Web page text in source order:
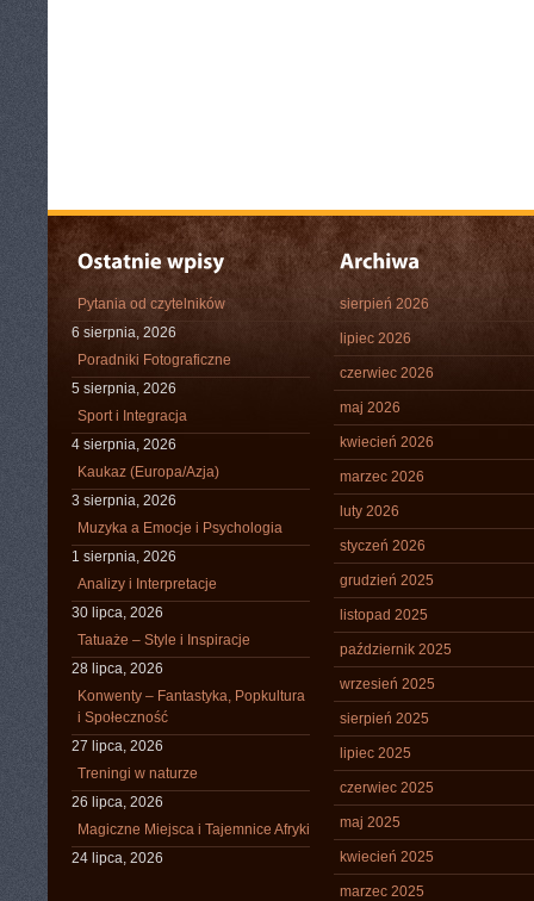
Pytania od czytelników
6 sierpnia, 2026
Poradniki Fotograficzne
5 sierpnia, 2026
Sport i Integracja
4 sierpnia, 2026
Kaukaz (Europa/Azja)
3 sierpnia, 2026
Muzyka a Emocje i Psychologia
1 sierpnia, 2026
Analizy i Interpretacje
30 lipca, 2026
Tatuaże – Style i Inspiracje
28 lipca, 2026
Konwenty – Fantastyka, Popkultura
i Społeczność
27 lipca, 2026
Treningi w naturze
26 lipca, 2026
Magiczne Miejsca i Tajemnice Afryki
24 lipca, 2026
sierpień 2026
lipiec 2026
czerwiec 2026
maj 2026
kwiecień 2026
marzec 2026
luty 2026
styczeń 2026
grudzień 2025
listopad 2025
październik 2025
wrzesień 2025
sierpień 2025
lipiec 2025
czerwiec 2025
maj 2025
kwiecień 2025
marzec 2025